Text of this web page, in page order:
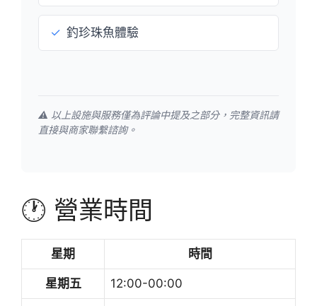
✓ 釣珍珠魚體驗
⚠️ 以上設施與服務僅為評論中提及之部分，完整資訊請
直接與商家聯繫諮詢。
🕐 營業時間
星期 時間
星期五 12:00-00:00